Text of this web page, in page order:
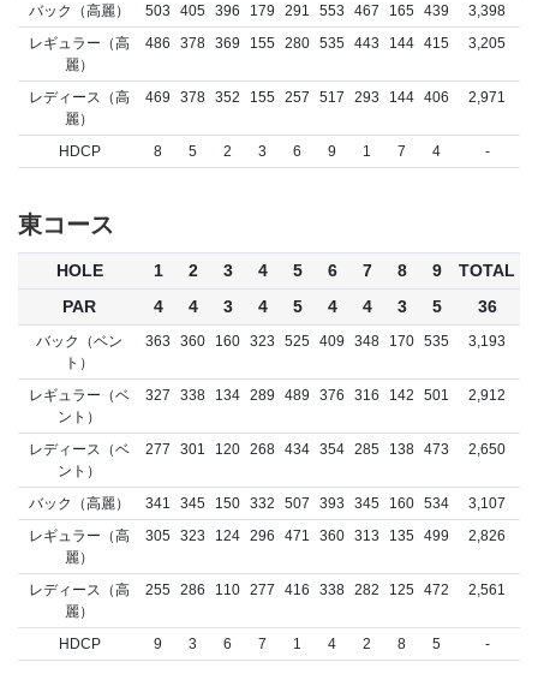
バック（高麗） 503 405 396 179 291 553 467 165 439
3,398
レギュラー（高
麗）
486 378 369 155 280 535 443 144 415 3,205
レディース（高
麗）
469 378 352 155 257 517 293 144 406 2,971
HDCP 8 5 2 3 6 9 1 7 4 -
東コース
HOLE 1 2 3 4 5 6 7 8 9
TOTAL
PAR
4 4 3 4 5 4 4 3 5 36
バック（ベン
ト）
363 360 160 323 525 409 348 170 535 3,193
レギュラー（ベ
ント）
327 338 134 289 489 376 316 142 501 2,912
レディース（ベ
ント）
277 301 120 268 434 354 285 138 473 2,650
バック（高麗） 341 345 150 332 507 393 345 160 534
3,107
レギュラー（高
麗）
305 323 124 296 471 360 313 135 499 2,826
レディース（高
麗）
255 286 110 277 416 338 282 125 472 2,561
HDCP 9 3 6 7 1 4 2 8 5 -